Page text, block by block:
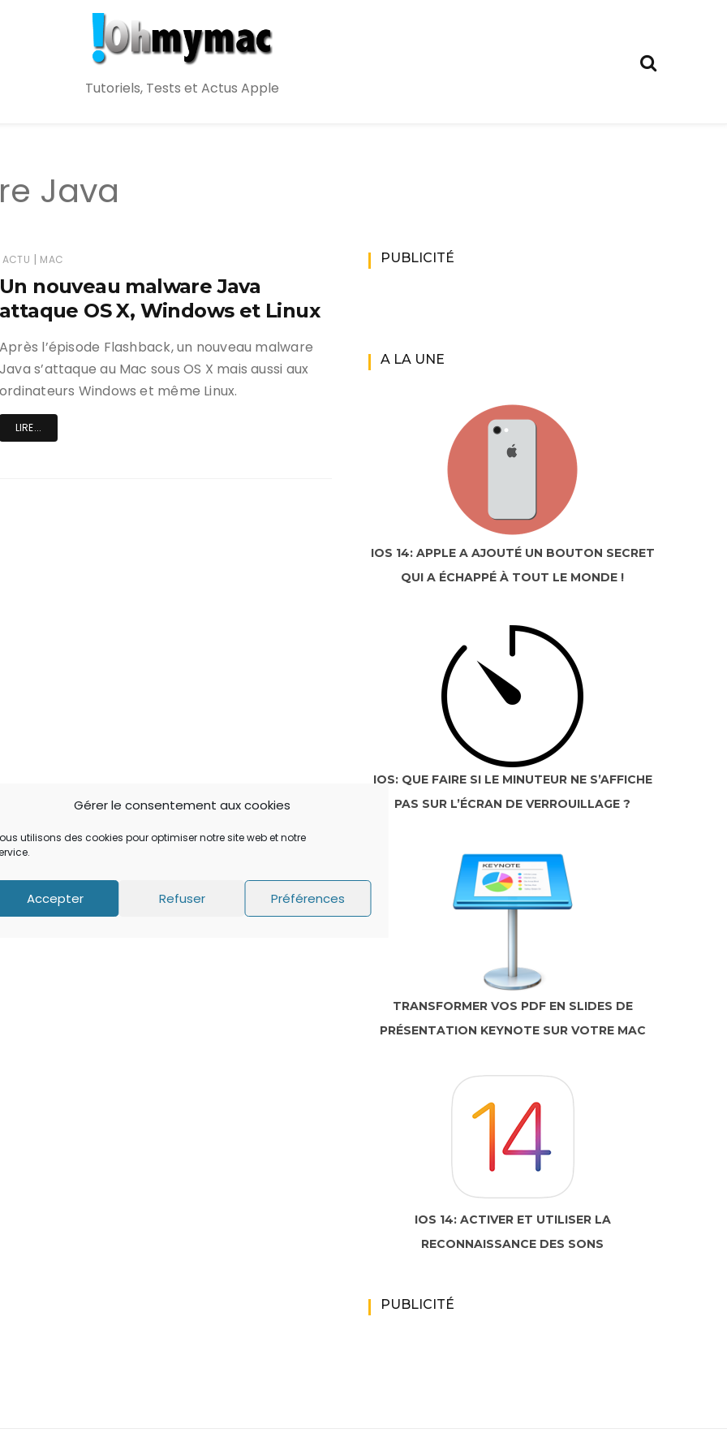
Gérer le consentement aux cookies
utilisons des cookies pour optimiser notre site web et notre
Accepter Refuser Préférences
Tutoriels, Tests et Actus Apple
Java
ACTU | MAC
nouveau malware Java
OS X, Windows et Linux
l’épisode Flashback, un nouveau malware
s’attaque au Mac sous OS X mais aussi aux
Windows et même Linux.
LIRE...
PUBLICITÉ
A LA UNE
IOS 14: APPLE A AJOUTÉ UN BOUTON SECRET
QUI A ÉCHAPPÉ À TOUT LE MONDE !
IOS: QUE FAIRE SI LE MINUTEUR NE S’AFFICHE
PAS SUR L’ÉCRAN DE VERROUILLAGE ?
TRANSFORMER VOS PDF EN SLIDES DE
PRÉSENTATION KEYNOTE SUR VOTRE MAC
IOS 14: ACTIVER ET UTILISER LA
RECONNAISSANCE DES SONS
PUBLICITÉ